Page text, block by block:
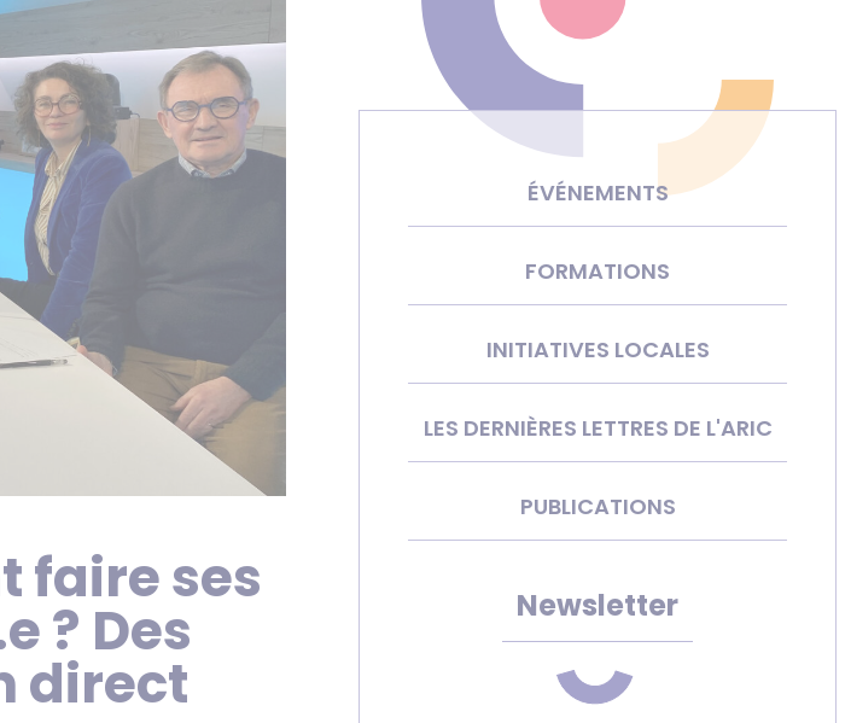
faire ses
? Des
direct
ÉVÉNEMENTS
FORMATIONS
INITIATIVES LOCALES
LES DERNIÈRES LETTRES DE L'ARIC
PUBLICATIONS
Newsletter